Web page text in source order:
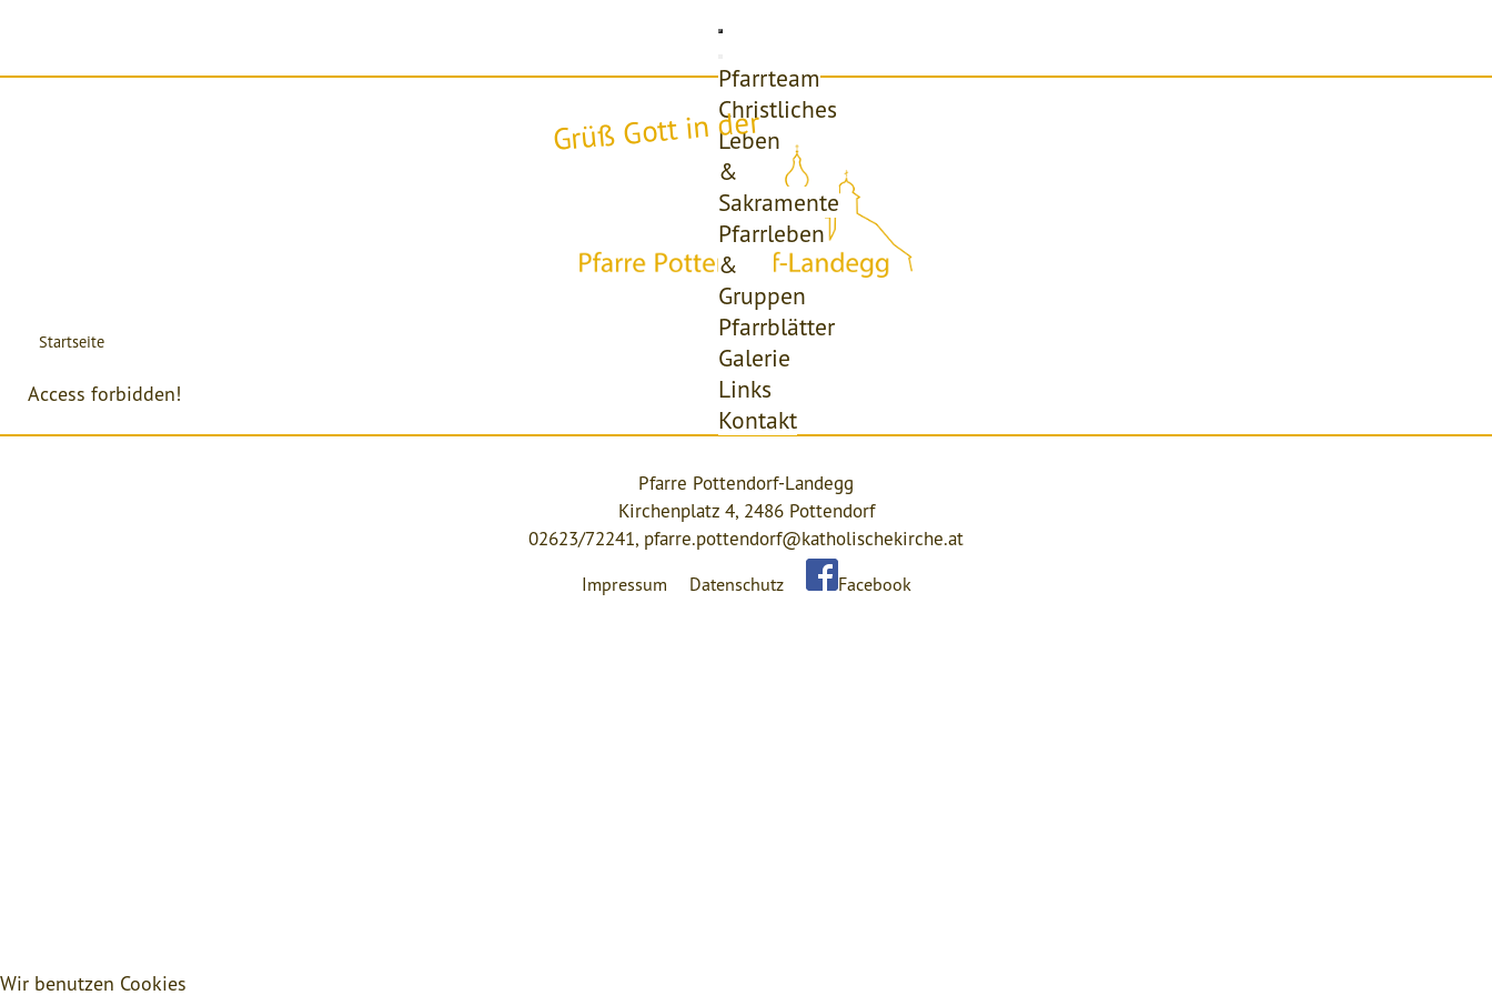
Pfarrteam
Christliches
Leben
&
Sakramente
Pfarrleben
&
Gruppen
Pfarrblätter
Galerie
Links
Kontakt
Grüß Gott in der
Startseite
Access forbidden!
Pfarre Pottendorf-Landegg
Kirchenplatz 4, 2486 Pottendorf
02623/72241, pfarre.pottendorf@katholischekirche.at
Impressum Datenschutz Facebook
Wir benutzen Cookies